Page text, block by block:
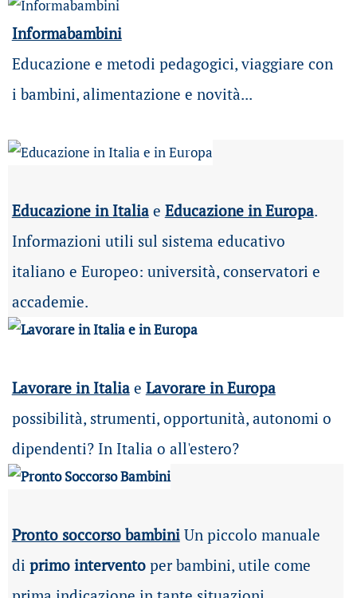
Informabambini
Educazione e metodi pedagogici, viaggiare con
i bambini, alimentazione e novità...
Educazione in Italiae Educazione in Europa.
Informazioni utili sul sistema educativo
italiano e Europeo: università, conservatori e
accademie.
Lavorare in Italia e Lavorare in Europa
possibilità, strumenti, opportunità, autonomi o
dipendenti? In Italia o all'estero?
Pronto soccorso bambiniUn piccolo manuale
di primo interventoper bambini, utile come